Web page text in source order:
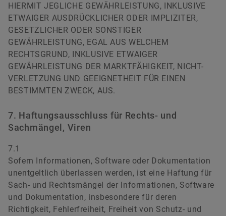
HIERMIT JEGLICHE GEWÄHRLEISTUNG, INKLUSIVE
ETWAIGER AUSDRÜCKLICHER ODER IMPLIZITER,
GESETZLICHER ODER SONSTIGER
GEWÄHRLEISTUNG, EGAL AUS WELCHEM
RECHTSGRUND, INKLUSIVE ETWAIGER
GEWÄHRLEISTUNG DER MARKTFÄHIGKEIT, NICHT-
VERLETZUNG UND GEEIGNETHEIT FÜR EINEN
BESTIMMTEN ZWECK, AUS.
7. Haftungsausschluss für Rechts- und
Sachmängel, Viren
7.1
Sofern Informationen, Software oder Dokumentation
unentgeltlich überlassen werden, ist eine Haftung für
Sach- und Rechtsmängel der Informationen, Software
und Dokumentation, insbesondere für deren
Richtigkeit, Fehlerfreiheit, Freiheit von Schutz- und